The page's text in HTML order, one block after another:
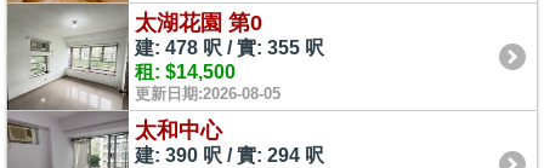
太湖花園 第0
建: 478 呎 / 實: 355 呎
租: $14,500
更新日期:2026-08-05
太和中心
建: 390 呎 / 實: 294 呎